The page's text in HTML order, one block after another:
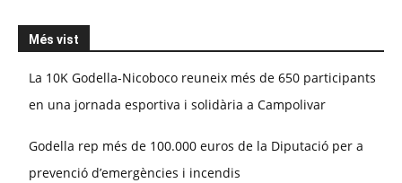
Més vist
La 10K Godella-Nicoboco reuneix més de 650 participants
en una jornada esportiva i solidària a Campolivar
Godella rep més de 100.000 euros de la Diputació per a
prevenció d’emergències i incendis